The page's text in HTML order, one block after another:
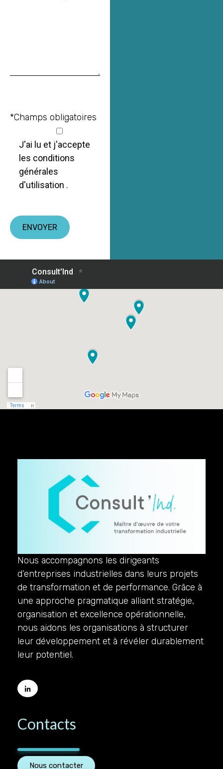
*Champs obligatoires
J'ai lu et j'accepte
les conditions
générales
d'utilisation .
Nous accompagnons les dirigeants
d’entreprises industrielles dans leurs projets
de transformation et de performance. Grâce à
une approche pragmatique alliant stratégie,
organisation et excellence opérationnelle,
nous aidons les organisations à structurer
leur développement et à révéler durablement
leur potentiel.
Contacts
Nous contacter